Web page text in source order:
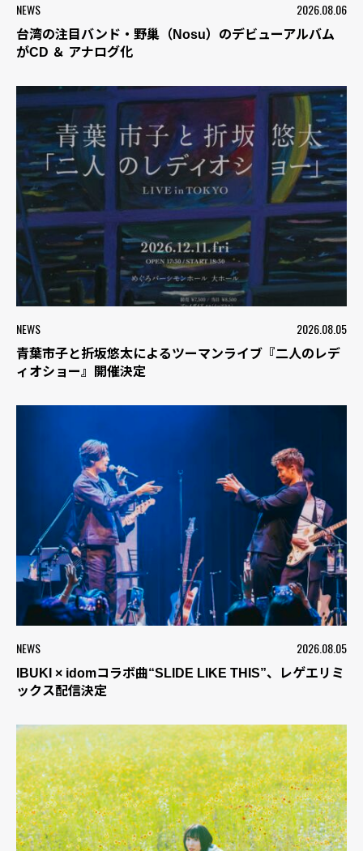
NEWS 2026.08.06
台湾の注目バンド・野巢（Nosu）のデビューアルバム
がCD ＆ アナログ化
NEWS 2026.08.05
青葉市子と折坂悠太によるツーマンライブ『二人のレデ
ィオショー』開催決定
NEWS 2026.08.05
IBUKI × idomコラボ曲“SLIDE LIKE THIS”、レゲエリミ
ックス配信決定